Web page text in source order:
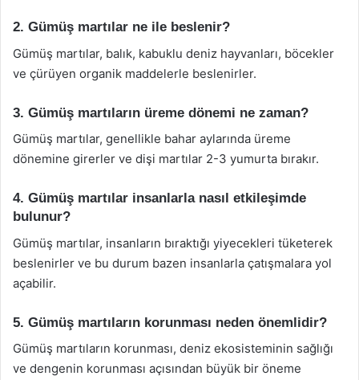
2. Gümüş martılar ne ile beslenir?
Gümüş martılar, balık, kabuklu deniz hayvanları, böcekler
ve çürüyen organik maddelerle beslenirler.
3. Gümüş martıların üreme dönemi ne zaman?
Gümüş martılar, genellikle bahar aylarında üreme
dönemine girerler ve dişi martılar 2-3 yumurta bırakır.
4. Gümüş martılar insanlarla nasıl etkileşimde
bulunur?
Gümüş martılar, insanların bıraktığı yiyecekleri tüketerek
beslenirler ve bu durum bazen insanlarla çatışmalara yol
açabilir.
5. Gümüş martıların korunması neden önemlidir?
Gümüş martıların korunması, deniz ekosisteminin sağlığı
ve dengenin korunması açısından büyük bir öneme